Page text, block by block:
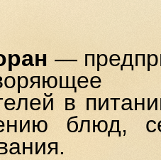
—
в
блюд,